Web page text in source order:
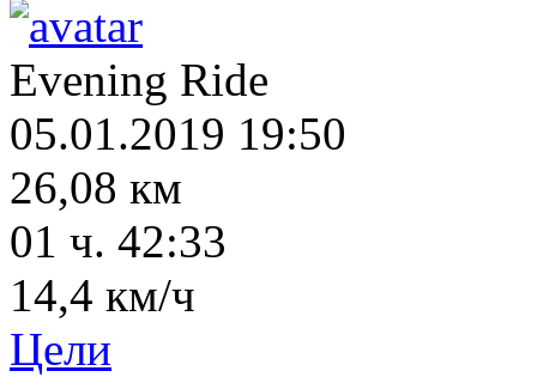
Evening Ride
05.01.2019 19:50
26,08 км
01 ч. 42:33
14,4 км/ч
Цели